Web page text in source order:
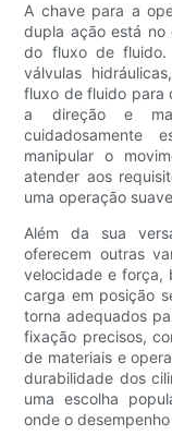
A chave para a
dupla ação está no
do fluxo de
válvulas
fluxo de fluido para
a direção e
cuidadosamente
manipular o
atender aos
uma operação
Além da sua
oferecem outras
velocidade e força,
carga em posição
torna adequados
fixação precisos,
de materiais e
durabilidade dos
uma escolha
onde o